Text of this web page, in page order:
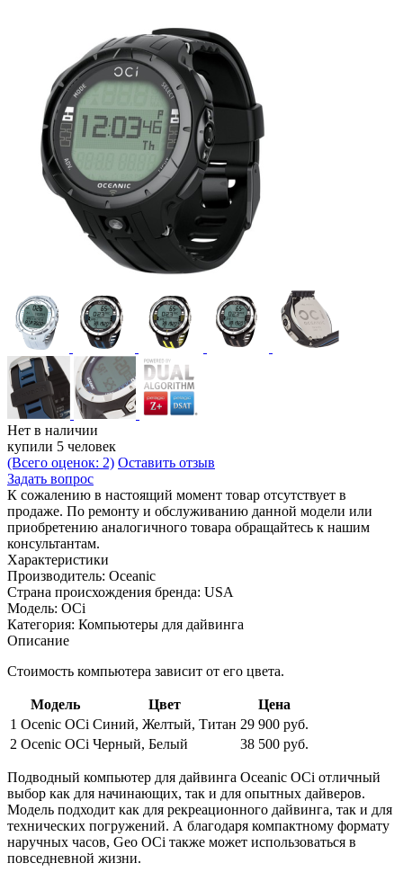
Нет в наличии
купили 5 человек
(Всего оценок: 2) Оставить отзыв
Задать вопрос
К сожалению в настоящий момент товар отсутствует в
продаже. По ремонту и обслуживанию данной модели или
приобретению аналогичного товара обращайтесь к нашим
консультантам.
Характеристики
Производитель: Oceanic
Страна происхождения бренда: USA
Модель: OCi
Категория: Компьютеры для дайвинга
Описание
Стоимость компьютера зависит от его цвета.
Модель Цвет
Цена
1 Ocenic OCi Синий, Желтый, Титан 29 900 руб.
2 Ocenic OCi Черный, Белый 38 500 руб.
Подводный компьютер для дайвинга Oceanic OCi отличный
выбор как для начинающих, так и для опытных дайверов.
Модель подходит как для рекреационного дайвинга, так и для
технических погружений. А благодаря компактному формату
наручных часов, Geo OCi также может использоваться в
повседневной жизни.